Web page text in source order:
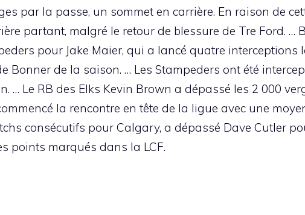
par la passe, un sommet en carrière. En raison de
partant, malgré le retour de blessure de Tre Ford. …
pour Jake Maier, qui a lancé quatre interceptions
Bonner de la saison. … Les Stampeders ont été
… Le RB des Elks Kevin Brown a dépassé les 2 000
la rencontre en tête de la ligue avec une
consécutifs pour Calgary, a dépassé Dave Cutler
points marqués dans la LCF.